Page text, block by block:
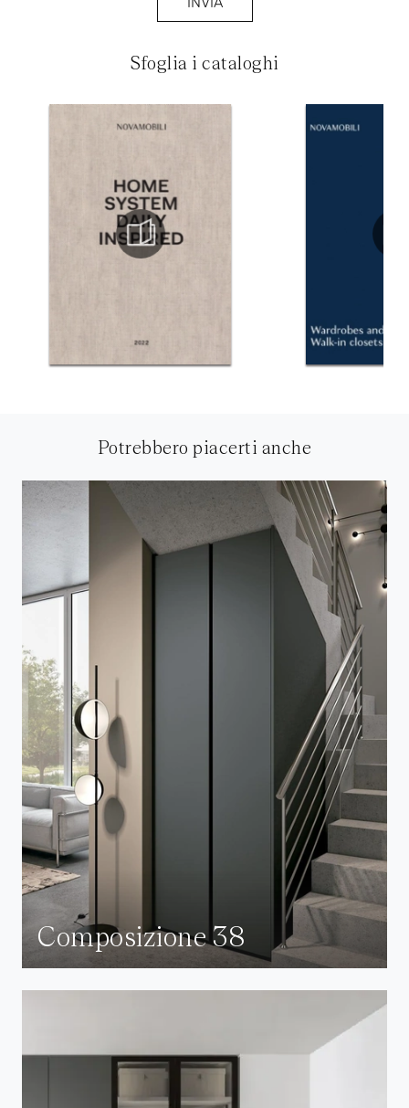
Sfoglia i cataloghi
Potrebbero piacerti anche
Composizione 38